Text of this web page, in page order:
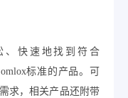
、快速地找到符合
标准的产品。可
求，相关产品还附带